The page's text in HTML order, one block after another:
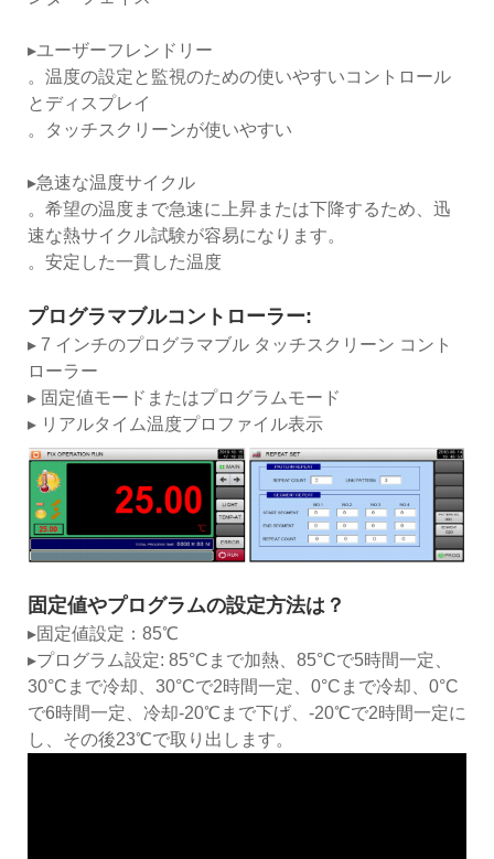
▸ユーザーフレンドリー
。温度の設定と監視のための使いやすいコントロール
とディスプレイ
。タッチスクリーンが使いやすい
▸急速な温度サイクル
。希望の温度まで急速に上昇または下降するため、迅
速な熱サイクル試験が容易になります。
。安定した一貫した温度
プログラマブルコントローラー:
▸ 7 インチのプログラマブル タッチスクリーン コント
ローラー
▸ 固定値モードまたはプログラムモード
▸ リアルタイム温度プロファイル表示
固定値やプログラムの設定方法は？
▸固定値設定：85℃
▸プログラム設定: 85°Cまで加熱、85°Cで5時間一定、
30°Cまで冷却、30°Cで2時間一定、0°Cまで冷却、0°C
で6時間一定、冷却-20℃まで下げ、-20℃で2時間一定に
し、その後23℃で取り出します。